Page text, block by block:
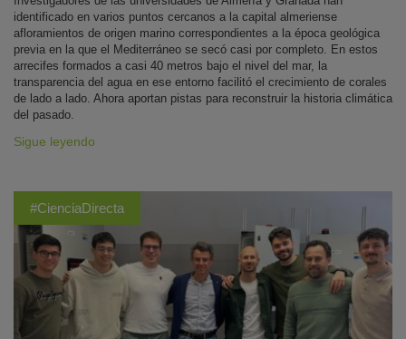
identificado en varios puntos cercanos a la capital almeriense
afloramientos de origen marino correspondientes a la época geológica
previa en la que el Mediterráneo se secó casi por completo. En estos
arrecifes formados a casi 40 metros bajo el nivel del mar, la
transparencia del agua en ese entorno facilitó el crecimiento de corales
de lado a lado. Ahora aportan pistas para reconstruir la historia climática
del pasado.
Sigue leyendo
#CienciaDirecta